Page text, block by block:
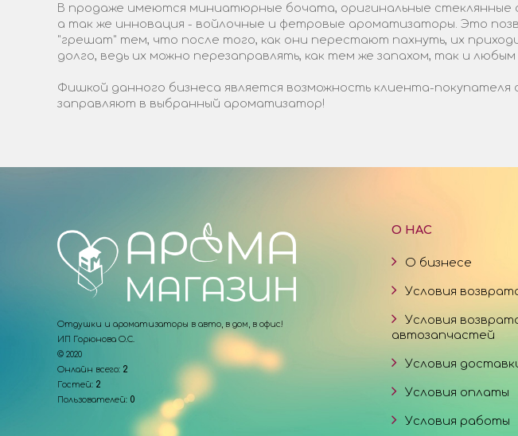
В продаже имеются миниатюрные бочата, оригинальные стеклянные
а так же инновация - войлочные и фетровые ароматизаторы. Это
"грешат" тем, что после того, как они перестают пахнуть, их
долго, ведь их можно перезаправлять, как тем же запахом, так и любым
Фишкой данного бизнеса является возможность клиента-
заправляют в выбранный ароматизатор!
Отдушки и ароматизаторы в авто, в дом, в офис!
ИП Горюнова О.С.
© 2020
Онлайн всего: 2
Гостей: 2
Пользователей: 0
О НАС
О бизнесе
Условия
Условия
автозапчастей
Условия
Условия оплаты
Условия работы